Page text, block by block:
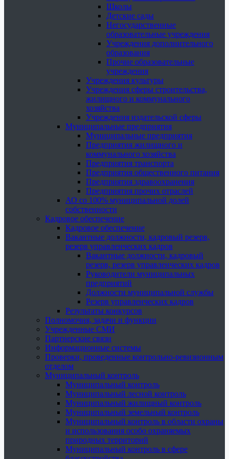
Школы
Детские сады
Негосударственные
образовательные учреждения
Учреждения дополнительного
образования
Прочие образовательные
учреждения
Учреждения культуры
Учреждения сферы строительства,
жилищного и коммунального
хозяйства
Учреждения издательской сферы
Муниципальные предприятия
Муниципальные предприятия
Предприятия жилищного и
коммунального хозяйства
Предприятия транспорта
Предприятия общественного питания
Предприятия здравоохранения
Предприятия прочих отраслей
АО со 100% муниципальной долей
собственности
Кадровое обеспечение
Кадровое обеспечение
Вакантные должности, кадровый резерв,
резерв управленческих кадров
Вакантные должности, кадровый
резерв, резерв управленческих кадров
Руководители муниципальных
предприятий
Должности муниципальной службы
Резерв управленческих кадров
Результаты конкурсов
Полномочия, задачи и функции
Учрежденные СМИ
Партнерские связи
Информационные системы
Проверки, проведенные контрольно-ревизионным
отделом
Муниципальный контроль
Муниципальный контроль
Муниципальный лесной контроль
Муниципальный жилищный контроль
Муниципальный земельный контроль
Муниципальный контроль в области охраны
и использования особо охраняемых
природных территорий
Муниципальный контроль в сфере